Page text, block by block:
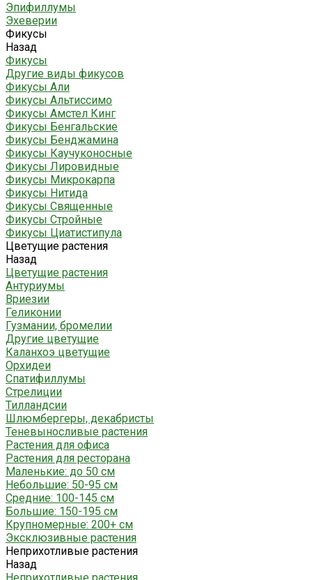
Эпифиллумы
Эхеверии
Фикусы
Назад
Фикусы
Другие виды фикусов
Фикусы Али
Фикусы Альтиссимо
Фикусы Амстел Кинг
Фикусы Бенгальские
Фикусы Бенджамина
Фикусы Каучуконосные
Фикусы Лировидные
Фикусы Микрокарпа
Фикусы Нитида
Фикусы Священные
Фикусы Стройные
Фикусы Циатистипула
Цветущие растения
Назад
Цветущие растения
Антуриумы
Вриезии
Геликонии
Гузмании, бромелии
Другие цветущие
Каланхоэ цветущие
Орхидеи
Спатифиллумы
Стрелиции
Тилландсии
Шлюмбергеры, декабристы
Теневыносливые растения
Растения для офиса
Растения для ресторана
Маленькие: до 50 см
Небольшие: 50-95 см
Средние: 100-145 см
Большие: 150-195 см
Крупномерные: 200+ см
Эксклюзивные растения
Неприхотливые растения
Назад